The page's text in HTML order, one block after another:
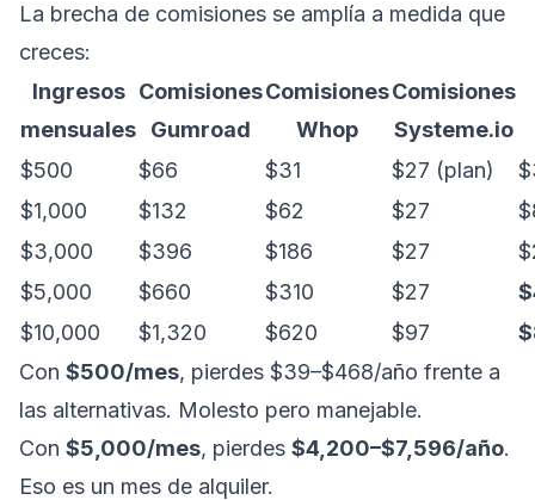
La brecha de comisiones se amplía a medida que
creces:
Ingresos
mensuales
Comisiones
Gumroad
Comisiones
Whop
Comisiones
Systeme.io
$500
$66 $31 $27 (plan)
$1,000
$132 $62 $27
$3,000
$396 $186 $27
$5,000
$660 $310 $27
$10,000
$1,320 $620 $97
Con $500/mes, pierdes $39–$468/año frente a
las alternativas. Molesto pero manejable.
Con $5,000/mes, pierdes $4,200–$7,596/año.
Eso es un mes de alquiler.